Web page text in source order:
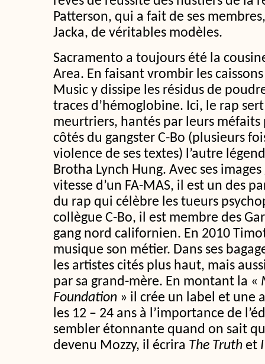
Patterson, qui a fait de ses
Jacka, de véritables modèles.
Sacramento a toujours été la
Area. En faisant vrombir les
Music y dissipe les résidus de
traces d’hémoglobine. Ici, le rap
meurtriers, hantés par leurs méfaits
côtés du gangster C-Bo (plusieurs
violence de ses textes) l’autre
Brotha Lynch Hung. Avec ses
vitesse d’un FA-MAS, il est un des
du rap qui célèbre les tueurs
collègue C-Bo, il est membre des
gang nord californien. En 2010
musique son métier. Dans ses
les artistes cités plus haut, mais
par sa grand-mère. En montant la «
Foundation » il crée un label et une
les 12 – 24 ans à l’importance de
sembler étonnante quand on sait
devenu Mozzy, il écrira The Truth et